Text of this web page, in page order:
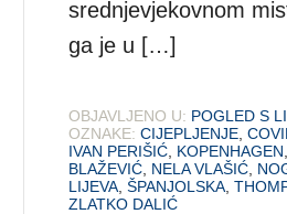
srednjevjekovnom
ga je u […]
OBJAVLJENO U: POGLED S
OZNAKE: CIJEPLJENJE ,
IVAN PERIŠIĆ KOPENHAGEN
BLAŽEVIĆ NELA VLAŠIĆ
LIJEVA ,ŠPANJOLSKA ,
ZLATKO DALIĆ